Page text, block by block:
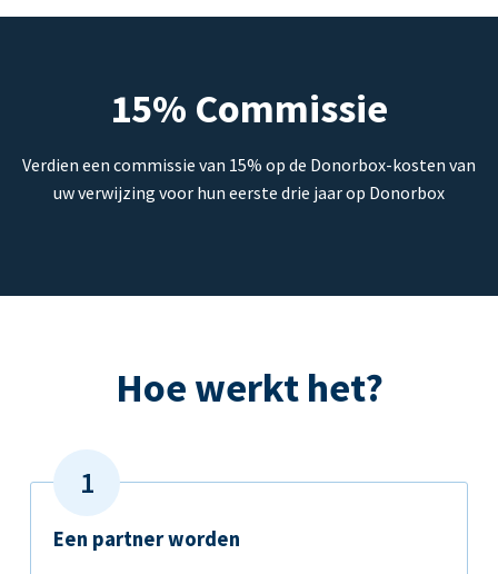
15% Commissie
Verdien een commissie van 15% op de Donorbox-kosten van
uw verwijzing voor hun eerste drie jaar op Donorbox
Hoe werkt het?
Een partner worden